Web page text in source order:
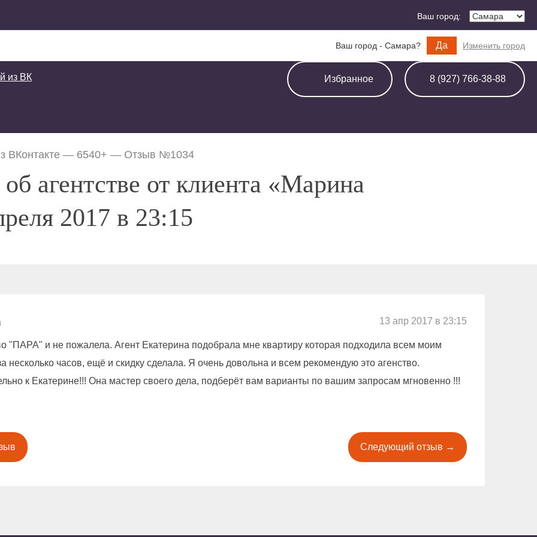
Ваш город:
Ваш город - Самара? Да Изменить город
из ВК Избранное 8 (927) 766-38-88
ВКонтакте — 6540+ — Отзыв №1034
агентстве от клиента «Марина
2017 в 23:15
13 апр 2017 в 23:15
"ПАРА" и не пожалела. Агент Екатерина подобрала мне квартиру которая подходила всем моим
несколько часов, ещё и скидку сделала. Я очень довольна и всем рекомендую это агенство.
к Екатерине!!! Она мастер своего дела, подберёт вам варианты по вашим запросам мгновенно !!!
Следующий отзыв →